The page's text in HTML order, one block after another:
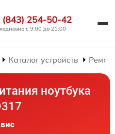
(843) 254-50-42
с 9:00 до 21:00
Каталог устройств
ноутбука